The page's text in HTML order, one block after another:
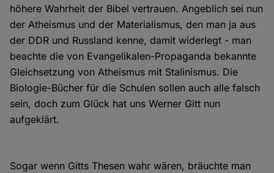
höhere Wahrheit der Bibel vertrauen. Angeblich sei nun
der Atheismus und der Materialismus, den man ja aus
der DDR und Russland kenne, damit widerlegt - man
beachte die von Evangelikalen-Propaganda bekannte
Gleichsetzung von Atheismus mit Stalinismus. Die
Biologie-Bücher für die Schulen sollen auch alle falsch
sein, doch zum Glück hat uns Werner Gitt nun
aufgeklärt.
Sogar wenn Gitts Thesen wahr wären, bräuchte man